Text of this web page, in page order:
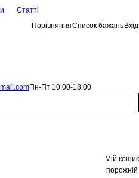
Статті
ПорівнянняСписок бажань Вхід
Пн-Пт 10:00-18:00
Мій кошик
порожній